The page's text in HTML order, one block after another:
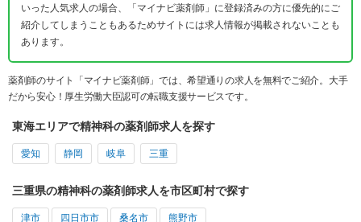
いった人気求人の場合、「マイナビ薬剤師」に登録済みの方に優先的にご
紹介してしまうこともあるためサイトには求人情報が掲載されないことも
あります。
薬剤師のサイト「マイナビ薬剤師」では、希望通りの求人を無料でご紹介。大手
だから安心！厚生労働大臣認可の転職支援サービスです。
東海エリアで精神科の薬剤師求人を探す
愛知 静岡 岐阜 三重
三重県の精神科の薬剤師求人を市区町村で探す
津市 四日市市 桑名市 熊野市